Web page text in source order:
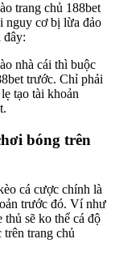
trang chủ 188bet
nguy cơ bị lừa đảo
đây:
nhà cái thì buộc
trước. Chỉ phải
tạo tài khoản
bóng trên
cá cược chính là
trước đó. Ví như
sẽ ko thể cá độ
trên trang chủ